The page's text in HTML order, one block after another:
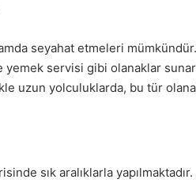
seyahat etmeleri
servisi gibi olanaklar
uzun yolculuklarda, bu tür
sık aralıklarla yapılmaktadır.